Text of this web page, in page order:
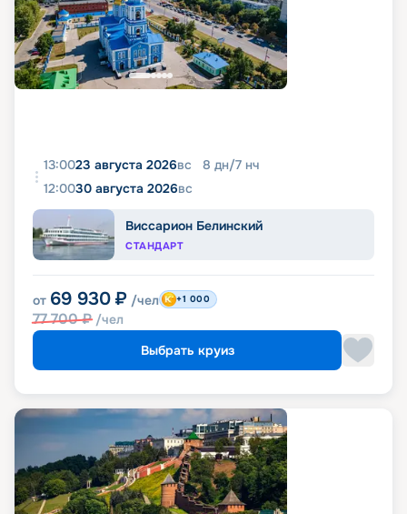
13:0023 августа 2026вс 8 дн/7 нч
12:0030 августа 2026вс
Виссарион Белинский
СТАНДАРТ
от 69 930 ₽ /чел
77 700₽ /чел
+1 000
Выбрать круиз